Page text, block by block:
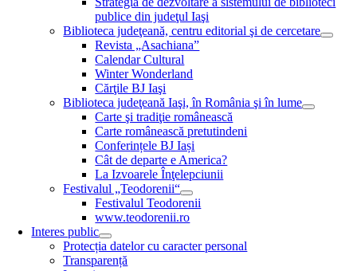
publice din judeţul Iaşi
Biblioteca judeţeană, centru editorial şi de cercetare
Revista „Asachiana”
Calendar Cultural
Winter Wonderland
Cărţile BJ Iaşi
Biblioteca judeţeană Iaşi, în România şi în lume
Carte şi tradiţie românească
Carte românească pretutindeni
Conferințele BJ Iași
Cât de departe e America?
La Izvoarele Înţelepciunii
Festivalul „Teodorenii“
Festivalul Teodorenii
www.teodorenii.ro
Interes public
Protecția datelor cu caracter personal
Transparență